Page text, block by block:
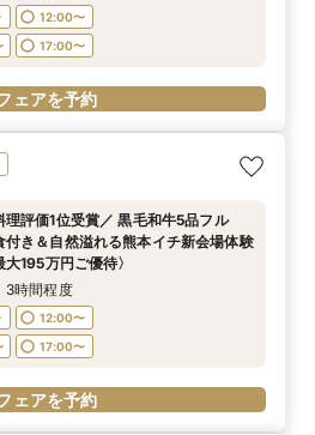
12:00〜
17:00〜
ェアを予約
理評価1位受賞／ 黒毛和牛5品フル
付き＆自然溢れる熊本イチ新会場体験
195万円ご優待〉
3時間程度
12:00〜
17:00〜
ェアを予約